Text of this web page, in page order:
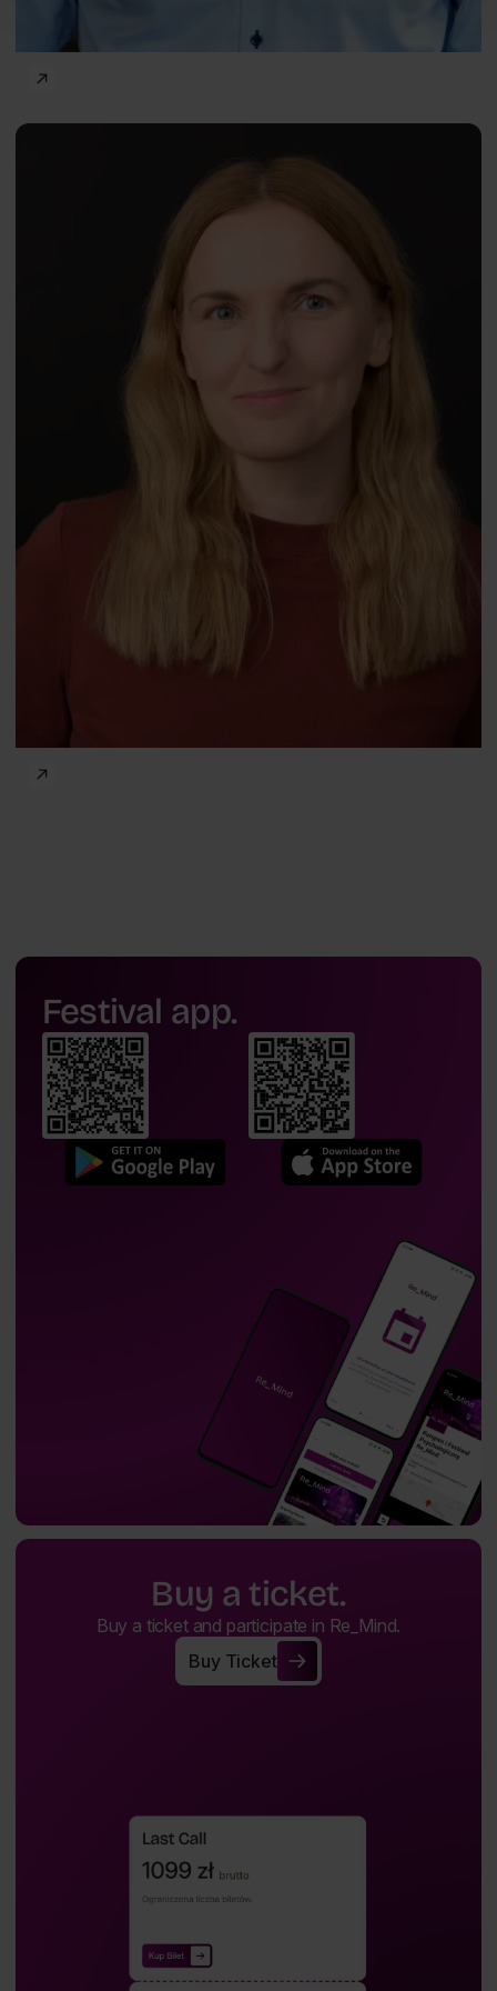
Human and technology
Ewelina
Professor
Ewelina Smoktunowicz
Festival app.
Buy a ticket.
Buy a ticket and participate in Re_Mind.
Buy Ticket
Buy Ticket